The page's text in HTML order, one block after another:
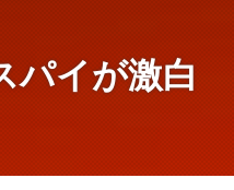
パイが激白